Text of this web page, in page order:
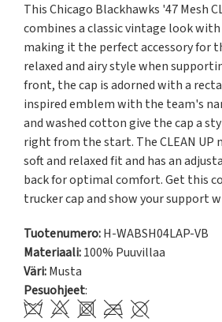
This Chicago Blackhawks '47 Mesh
combines a classic vintage look
making it the perfect accessory for
relaxed and airy style when
front, the cap is adorned with a
inspired emblem with the team's
and washed cotton give the cap a
right from the start. The CLEAN UP
soft and relaxed fit and has an
back for optimal comfort. Get this
trucker cap and show your support
Tuotenumero:H-WABSH04LAP-VB
Materiaali:100% Puuvillaa
Väri:Musta
Pesuohjeet: